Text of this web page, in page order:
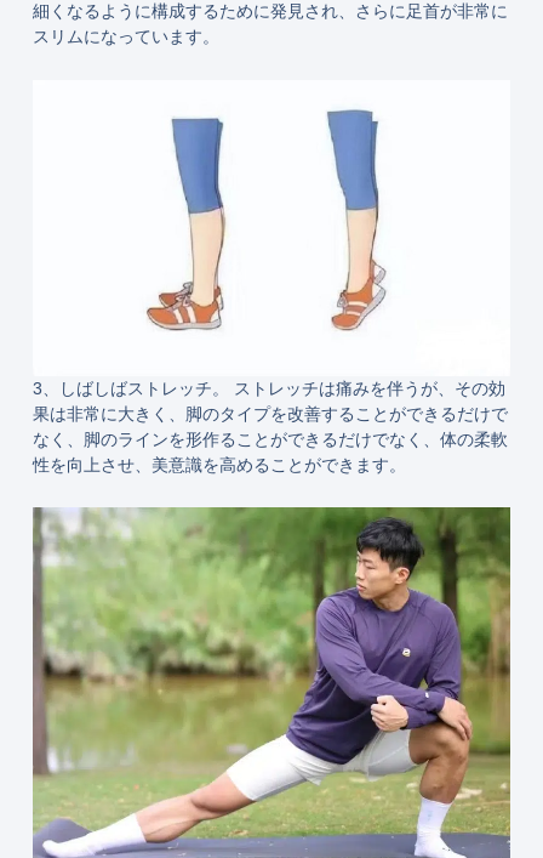
細くなるように構成するために発見され、さらに足首が非常に
スリムになっています。
3、しばしばストレッチ。 ストレッチは痛みを伴うが、その効
果は非常に大きく、脚のタイプを改善することができるだけで
なく、脚のラインを形作ることができるだけでなく、体の柔軟
性を向上させ、美意識を高めることができます。